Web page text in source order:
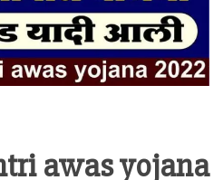
awas yojana